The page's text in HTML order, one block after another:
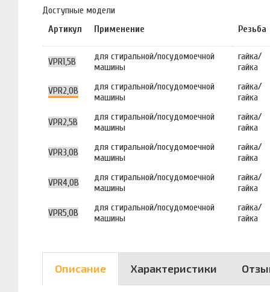
Доступные модели
Артикул
Применение Резьба
VPR1,5B
для стиральной/посудомоечной
машины
гайка/
гайка
VPR2,0B
для стиральной/посудомоечной
машины
гайка/
гайка
VPR2,5B
для стиральной/посудомоечной
машины
гайка/
гайка
VPR3,0B
для стиральной/посудомоечной
машины
гайка/
гайка
VPR4,0B
для стиральной/посудомоечной
машины
гайка/
гайка
VPR5,0B
для стиральной/посудомоечной
машины
гайка/
гайка
Описание Характеристики